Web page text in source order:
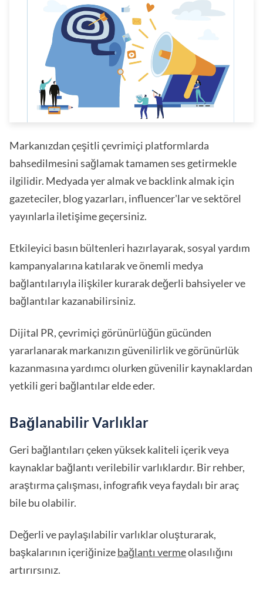
Markanızdan çeşitli çevrimiçi platformlarda
bahsedilmesini sağlamak tamamen ses getirmekle
ilgilidir. Medyada yer almak ve backlink almak için
gazeteciler, blog yazarları, influencer'lar ve sektörel
yayınlarla iletişime geçersiniz.
Etkileyici basın bültenleri hazırlayarak, sosyal yardım
kampanyalarına katılarak ve önemli medya
bağlantılarıyla ilişkiler kurarak değerli bahsiyeler ve
bağlantılar kazanabilirsiniz.
Dijital PR, çevrimiçi görünürlüğün gücünden
yararlanarak markanızın güvenilirlik ve görünürlük
kazanmasına yardımcı olurken güvenilir kaynaklardan
yetkili geri bağlantılar elde eder.
Bağlanabilir Varlıklar
Geri bağlantıları çeken yüksek kaliteli içerik veya
kaynaklar bağlantı verilebilir varlıklardır. Bir rehber,
araştırma çalışması, infografik veya faydalı bir araç
bile bu olabilir.
Değerli ve paylaşılabilir varlıklar oluşturarak,
başkalarının içeriğinizebağlantı vermeolasılığını
artırırsınız.